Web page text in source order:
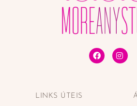
LINKS ÚTEIS